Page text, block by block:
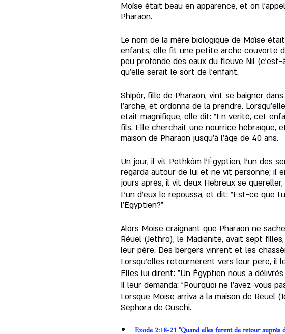
Moïse était beau en apparence, et on
Pharaon.
Le nom de la mère biologique de Moïse
enfants, elle fit une petite arche couverte
peu profonde des eaux du fleuve Nil
qu'elle serait le sort de l’enfant.
Shîpôr, fille de Pharaon, vint se baigner
l’arche, et ordonna de la prendre.
était magnifique, elle dit: "En vérité, cet
fils. Elle cherchait une nourrice hébraïque,
maison de Pharaon jusqu’à l’âge de 40 ans.
Un jour, il vit Pethkôm l’Égyptien, l’un des
regarda autour de lui et ne vit personne; il
jours après, il vit deux Hébreux se
L’un d’eux le repoussa, et dit: "Est-ce
l’Égyptien?"
Alors Moïse craignant que Pharaon ne
Réuel (Jethro), le Madianite, avait sept
leur père. Des bergers vinrent et les
Lorsqu’elles retournèrent vers leur père, il
Elles lui dirent: "Un Égyptien nous a
Il leur demanda: "Pourquoi ne l’avez-vous
Lorsque Moïse arriva à la maison de Réuel
Séphora de Cuschi.
Exode 2:18-21 "Quand elles furent de retour